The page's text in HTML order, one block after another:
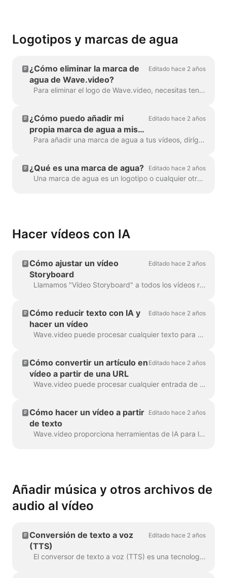
Logotipos y marcas de agua
¿Cómo eliminar la marca de
agua de Wave.video?
Editado hace 2 años
Para eliminar el logo de Wave.video, necesitas tener uno de nuestros planes. Puedes consultar todos los planes aquí . En 'Mis proyectos', haz clic en tres puntos para abrir Reproducir...
¿Cómo puedo añadir mi
propia marca de agua a mis
vídeos?
Editado hace 2 años
Para añadir una marca de agua a tus vídeos, dirígete al paso " Marca de agua " y sube la imagen que quieres que aparezca como marca de agua. Una vez...
¿Qué es una marca de agua? Editado hace 2 años
Una marca de agua es un logotipo o cualquier otro signo de marca que se muestra en todo el vídeo. Con la ayuda de la marca de agua, puedes marcar tus v...
Hacer vídeos con IA
Cómo ajustar un vídeo
Storyboard
Editado hace 2 años
Llamamos "Vídeo Storyboard" a todos los vídeos realizados a partir de un texto o de una entrada de blog, porque tienen un guión vinculado a las escenas concretas del vídeo. ...
Cómo reducir texto con IA y
hacer un vídeo
Editado hace 2 años
Wave.video puede procesar cualquier texto para hacer un vídeo que explique de qué se trata. Puede establecer la duración deseada y sintonizar el generador automátic...
Cómo convertir un artículo en
vídeo a partir de una URL
Editado hace 2 años
Wave.video puede procesar cualquier entrada de blog o un artículo a un vídeo de corta duración que cuenta brevemente lo que el texto se trataba. Utilizamos algoritmos de IA para extra...
Cómo hacer un vídeo a partir
de texto
Editado hace 2 años
Wave.video proporciona herramientas de IA para la creación automática de vídeos a partir del texto. Wave seleccionará los vídeos y la música relevantes para ti. El texto estará en...
Añadir música y otros archivos de
audio al vídeo
Conversión de texto a voz
(TTS)
Editado hace 2 años
El conversor de texto a voz (TTS) es una tecnología que descifra el texto digital y sintetiza el habla a partir de él utilizando una voz artificial. Cuando se trata...